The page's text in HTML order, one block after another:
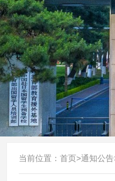
当前位置： 首页>通知公告